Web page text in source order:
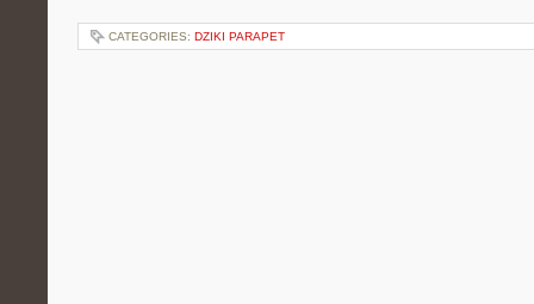
CATEGORIES: DZIKI PARAPET